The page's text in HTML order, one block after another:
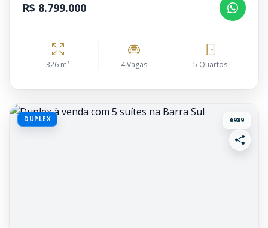
R$ 8.799.000
326 m² 4 Vagas 5 Quartos
DUPLEX 6989